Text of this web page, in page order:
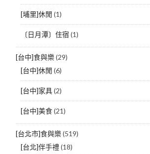
[埔里]休閒 (1)
〔日月潭〕住宿 (1)
[台中]食與樂(29)
[台中]休閒 (6)
[台中]家具(2)
[台中]美食(21)
[台北市]食與樂(519)
[台北]伴手禮(18)